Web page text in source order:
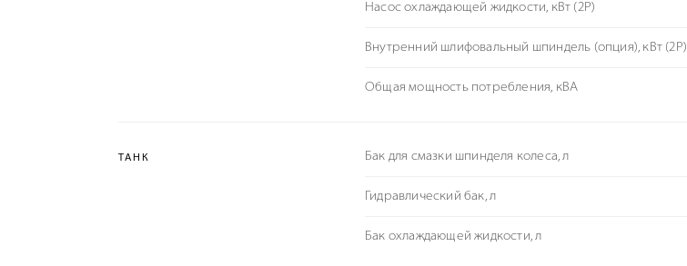
Насос охлаждающей жидкости, кВт (2P)
Внутренний шлифовальный шпиндель (опция), кВт (2P)
Общая мощность потребления, кВА
ТАНК Бак для смазки шпинделя колеса, л
Гидравлический бак, л
Бак охлаждающей жидкости, л